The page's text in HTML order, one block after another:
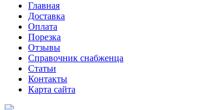
Главная
Доставка
Оплата
Порезка
Отзывы
Справочник снабженца
Статьи
Контакты
Карта сайта